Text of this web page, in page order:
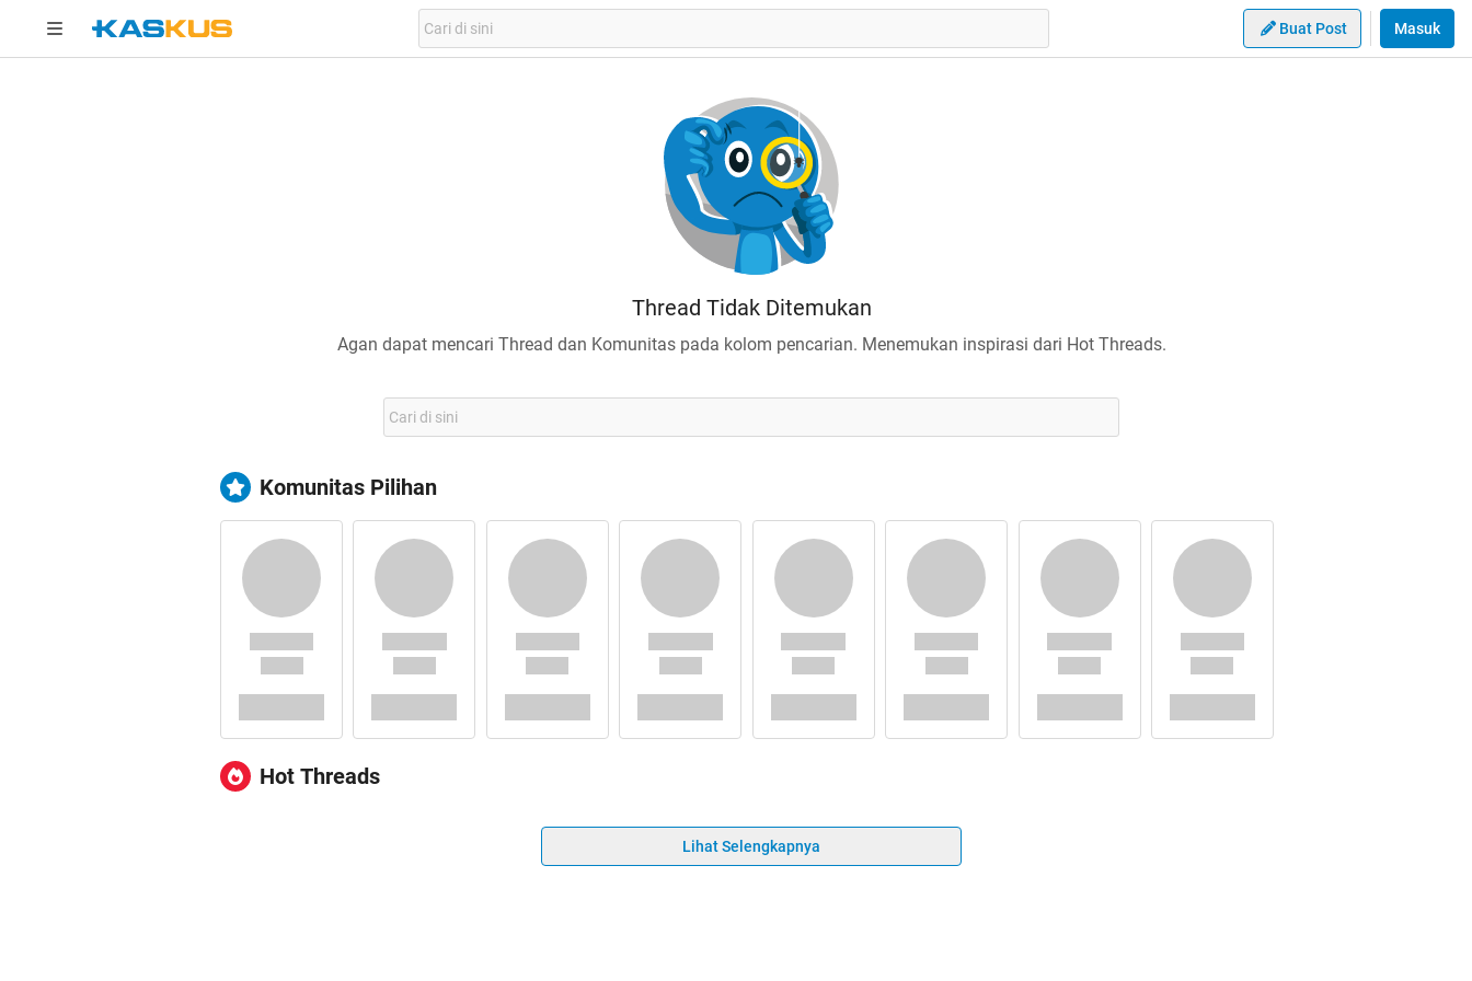
Buat Post Masuk
Thread Tidak Ditemukan
Agan dapat mencari Thread dan Komunitas pada kolom pencarian. Menemukan inspirasi dari Hot Threads.
Komunitas Pilihan
Hot Threads
Lihat Selengkapnya